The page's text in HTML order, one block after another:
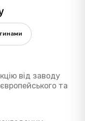
від заводу
та